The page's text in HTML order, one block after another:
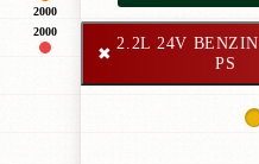
2000
2000
✖
2.2L 24V BENZIN
PS